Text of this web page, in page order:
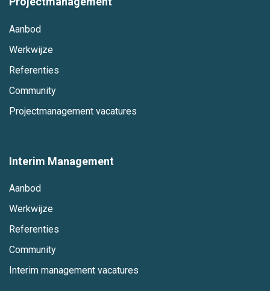
Aanbod
Werkwijze
Referenties
Community
Projectmanagement vacatures
Interim Management
Aanbod
Werkwijze
Referenties
Community
Interim management vacatures